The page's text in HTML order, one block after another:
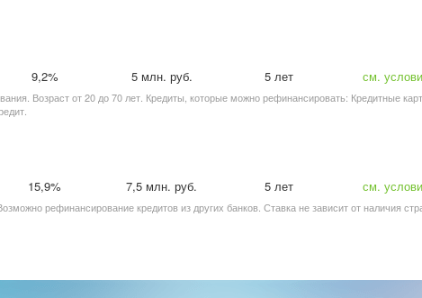
9,2% 5 млн. руб. 5 лет см.
Возраст от 20 до 70 лет. Кредиты, которые можно рефинансировать: Кредитные
15,9% 7,5 млн. руб. 5 лет см.
рефинансирование кредитов из других банков. Ставка не зависит от наличия